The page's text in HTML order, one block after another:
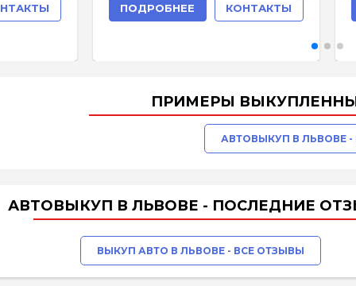
ПОДРОБНЕЕ КОНТАКТЫ
ПРИМЕРЫ
АВТОВЫКУП В ЛЬВОВЕ
АВТОВЫКУП В ЛЬВОВЕ - ПОСЛЕДНИЕ
ВЫКУП АВТО В ЛЬВОВЕ - ВСЕ ОТЗЫВЫ